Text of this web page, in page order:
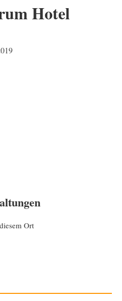
Hotel
Ort